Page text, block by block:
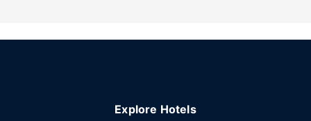
特色服务/设施包括免费高速有线上网、商务中心和快速入住。
Explore Hotels